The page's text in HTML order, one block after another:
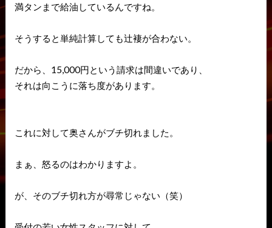
満タンまで給油しているんですね。
そうすると単純計算しても辻褄が合わない。
だから、15,000円という請求は間違いであり、
それは向こうに落ち度があります。
これに対して奥さんがブチ切れました。
まぁ、怒るのはわかりますよ。
が、そのブチ切れ方が尋常じゃない（笑）